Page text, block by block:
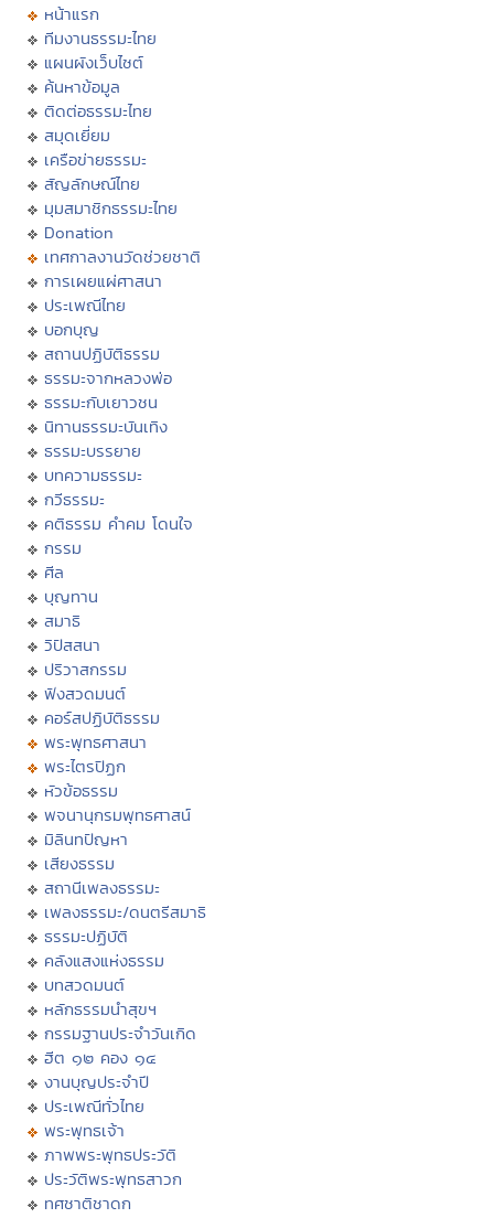
หน้าแรก
ทีมงานธรรมะไทย
แผนผังเว็บไซต์
ค้นหาข้อมูล
ติดต่อธรรมะไทย
สมุดเยี่ยม
เครือข่ายธรรมะ
สัญลักษณ์ไทย
มุมสมาชิกธรรมะไทย
Donation
เทศกาลงานวัดช่วยชาติ
การเผยแผ่ศาสนา
ประเพณีไทย
บอกบุญ
สถานปฏิบัติธรรม
ธรรมะจากหลวงพ่อ
ธรรมะกับเยาวชน
นิทานธรรมะบันเทิง
ธรรมะบรรยาย
บทความธรรมะ
กวีธรรมะ
คติธรรม คำคม โดนใจ
กรรม
ศีล
บุญทาน
สมาธิ
วิปัสสนา
ปริวาสกรรม
ฟังสวดมนต์
คอร์สปฏิบัติธรรม
พระพุทธศาสนา
พระไตรปิฏก
หัวข้อธรรม
พจนานุกรมพุทธศาสน์
มิลินทปัญหา
เสียงธรรม
สถานีเพลงธรรมะ
เพลงธรรมะ/ดนตรีสมาธิ
ธรรมะปฏิบัติ
คลังแสงแห่งธรรม
บทสวดมนต์
หลักธรรมนำสุขฯ
กรรมฐานประจำวันเกิด
ฮีต ๑๒ คอง ๑๔
งานบุญประจำปี
ประเพณีทั่วไทย
พระพุทธเจ้า
ภาพพระพุทธประวัติ
ประวัติพระพุทธสาวก
ทศชาติชาดก